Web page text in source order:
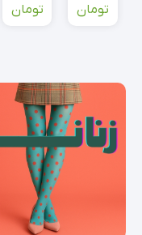
تومان
یونیسکس
تومان